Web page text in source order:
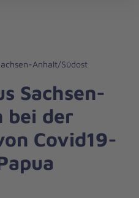
Anhalt/Südost
Sachsen-
bei der
Covid19-